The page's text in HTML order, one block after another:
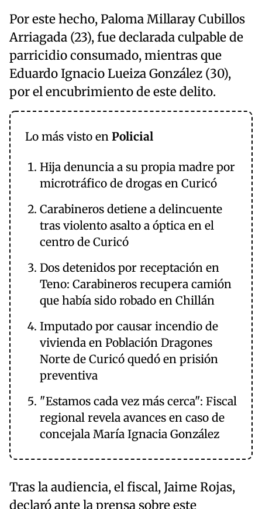
Por este hecho, Paloma Millaray Cubillos
Arriagada (23), fue declarada culpable de
parricidio consumado, mientras que
Eduardo Ignacio Lueiza González (30),
por el encubrimiento de este delito.
Lo más visto en Policial
Hija denuncia a su propia madre por
microtráfico de drogas en Curicó
Carabineros detiene a delincuente
tras violento asalto a óptica en el
centro de Curicó
Dos detenidos por receptación en
Teno: Carabineros recupera camión
que había sido robado en Chillán
Imputado por causar incendio de
vivienda en Población Dragones
Norte de Curicó quedó en prisión
preventiva
"Estamos cada vez más cerca": Fiscal
regional revela avances en caso de
concejala María Ignacia González
Tras la audiencia, el fiscal, Jaime Rojas,
declaró ante la prensa sobre este